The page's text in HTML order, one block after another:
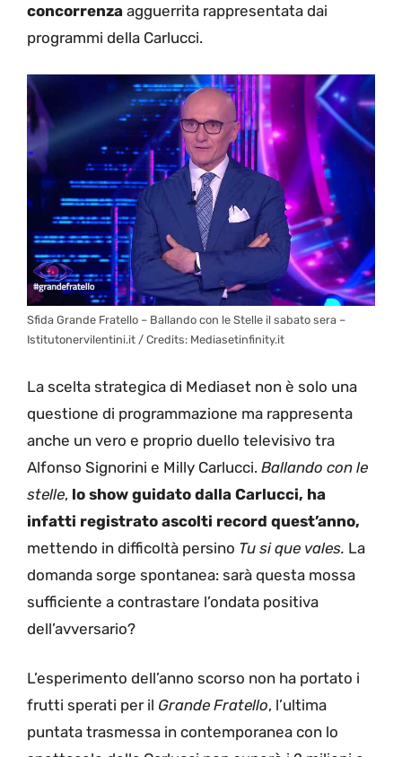
concorrenza agguerrita rappresentata dai
programmi della Carlucci.
Sfida Grande Fratello – Ballando con le Stelle il sabato sera –
Istitutonervilentini.it / Credits: Mediasetinfinity.it
La scelta strategica di Mediaset non è solo una
questione di programmazione ma rappresenta
anche un vero e proprio duello televisivo tra
Alfonso Signorini e Milly Carlucci. Ballando con le
stelle, lo show guidato dalla Carlucci, ha
infatti registrato ascolti record quest’anno,
mettendo in difficoltà persino Tu si que vales. La
domanda sorge spontanea: sarà questa mossa
sufficiente a contrastare l’ondata positiva
dell’avversario?
L’esperimento dell’anno scorso non ha portato i
frutti sperati per il Grande Fratello, l’ultima
puntata trasmessa in contemporanea con lo